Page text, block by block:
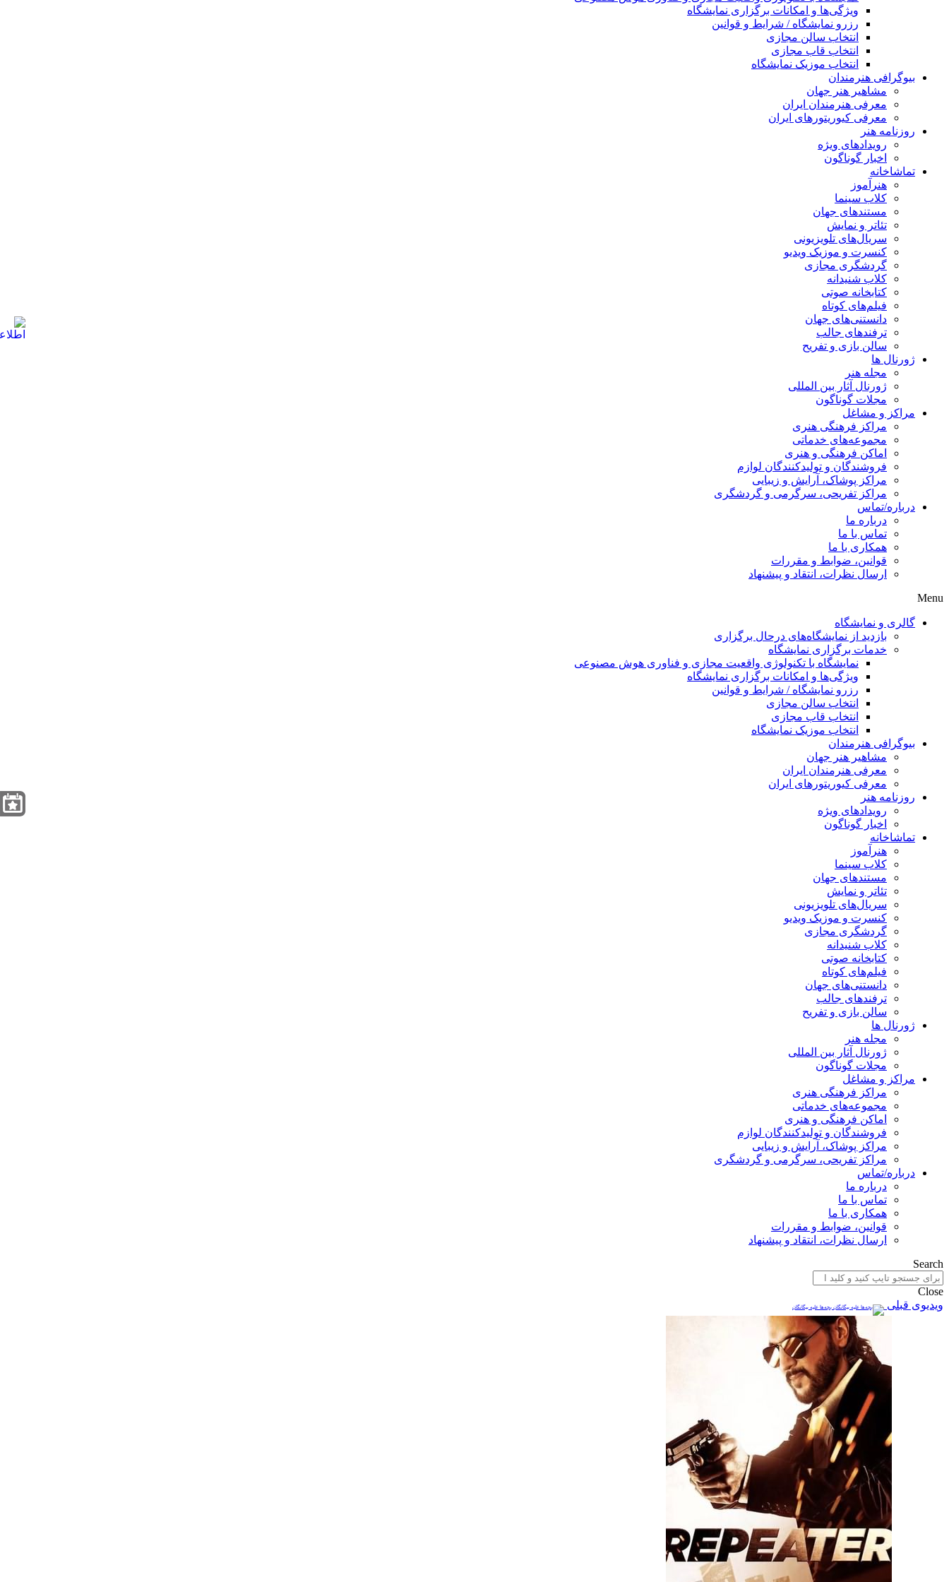
ویژگی‌ها و امکانات برگزاری نمایشگاه
رزرو نمایشگاه / شرایط و قوانین
انتخاب سالن مجازی
انتخاب قاب مجازی
انتخاب موزیک نمایشگاه
بیوگرافی هنرمندان
مشاهیر هنر جهان
معرفی هنرمندان ایران
معرفی کیوریتورهای ایران
روزنامه هنر
رویدادهای ویژه
اخبار گوناگون
تماشاخانه
هنرآموز
کلاب سینما
مستندهای جهان
تئاتر و نمایش
سریال‌های تلویزیونی
کنسرت و موزیک ویدیو
گردشگری مجازی
کلاب شنیدانه
کتابخانه صوتی
فیلم‌های کوتاه
دانستنی‌های جهان
ترفندهای جالب
سالن بازی و تفریح
ژورنال ها
مجله هنر
ژورنال آثار بین المللی
مجلات گوناگون
مراکز و مشاغل
مراکز فرهنگی هنری
مجموعه‌های خدماتی
اماکن فرهنگی و هنری
فروشندگان و تولیدکنندگان لوازم
مراکز پوشاک، آرایش و زیبایی
مراکز تفریحی، سرگرمی و گردشگری
درباره/تماس
درباره ما
تماس با ما
همکاری با ما
قوانین، ضوابط و مقررات
ارسال نظرات، انتقاد و پیشنهاد
Menu
گالری و نمایشگاه
بازدید از نمایشگاه‌های درحال برگزاری
خدمات برگزاری نمایشگاه
نمایشگاه با تکنولوژی واقعیت مجازی و فناوری هوش مصنوعی
ویژگی‌ها و امکانات برگزاری نمایشگاه
رزرو نمایشگاه / شرایط و قوانین
انتخاب سالن مجازی
انتخاب قاب مجازی
انتخاب موزیک نمایشگاه
بیوگرافی هنرمندان
مشاهیر هنر جهان
معرفی هنرمندان ایران
معرفی کیوریتورهای ایران
روزنامه هنر
رویدادهای ویژه
اخبار گوناگون
تماشاخانه
هنرآموز
کلاب سینما
مستندهای جهان
تئاتر و نمایش
سریال‌های تلویزیونی
کنسرت و موزیک ویدیو
گردشگری مجازی
کلاب شنیدانه
کتابخانه صوتی
فیلم‌های کوتاه
دانستنی‌های جهان
ترفندهای جالب
سالن بازی و تفریح
ژورنال ها
مجله هنر
ژورنال آثار بین المللی
مجلات گوناگون
مراکز و مشاغل
مراکز فرهنگی هنری
مجموعه‌های خدماتی
اماکن فرهنگی و هنری
فروشندگان و تولیدکنندگان لوازم
مراکز پوشاک، آرایش و زیبایی
مراکز تفریحی، سرگرمی و گردشگری
درباره/تماس
درباره ما
تماس با ما
همکاری با ما
قوانین، ضوابط و مقررات
ارسال نظرات، انتقاد و پیشنهاد
Search
Close
ویدیوی قبلی
بچه‌ها علیه بیگانگان